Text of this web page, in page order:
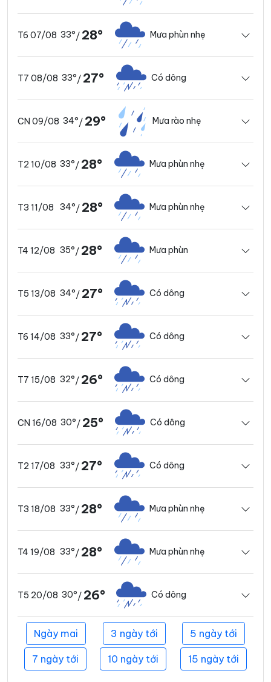
T6 07/08 33°/ 28° Mưa phùn nhẹ
T7 08/08 33°/ 27° Có dông
CN 09/08 34°/ 29° Mưa rào nhẹ
T2 10/08 33°/ 28° Mưa phùn nhẹ
T3 11/08 34°/ 28° Mưa phùn nhẹ
T4 12/08 35°/ 28° Mưa phùn
T5 13/08 34°/ 27° Có dông
T6 14/08 33°/ 27° Có dông
T7 15/08 32°/ 26° Có dông
CN 16/08 30°/ 25° Có dông
T2 17/08 33°/ 27° Có dông
T3 18/08 33°/ 28° Mưa phùn nhẹ
T4 19/08 33°/ 28° Mưa phùn nhẹ
T5 20/08 30°/ 26° Có dông
Ngày mai 3 ngày tới 5 ngày tới
7 ngày tới 10 ngày tới 15 ngày tới